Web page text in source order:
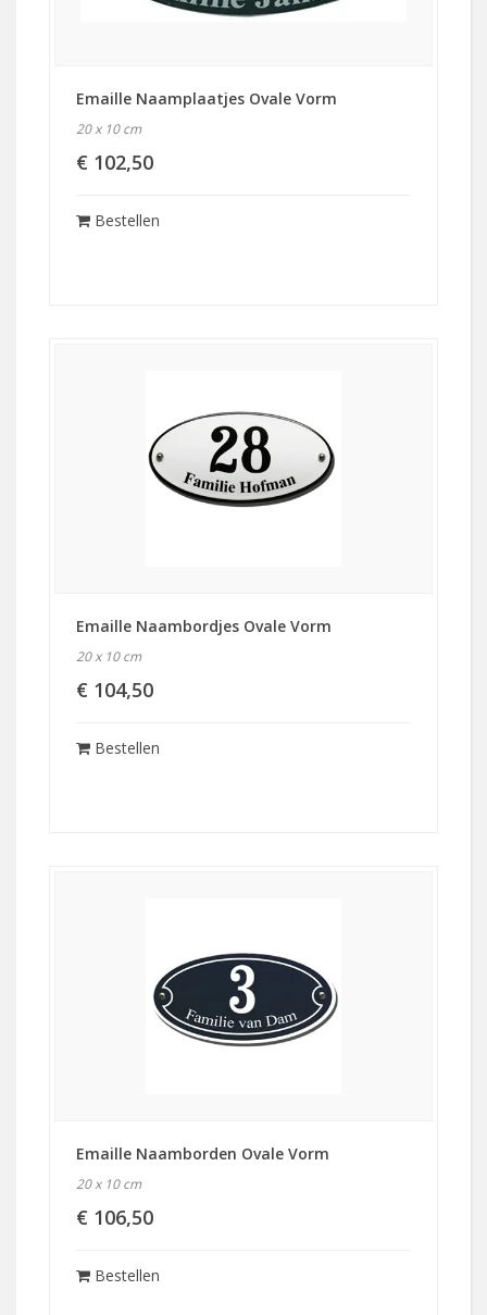
Emaille Naamplaatjes Ovale Vorm
20 x 10 cm
€ 102,50
Bestellen
Emaille Naambordjes Ovale Vorm
20 x 10 cm
€ 104,50
Bestellen
Emaille Naamborden Ovale Vorm
20 x 10 cm
€ 106,50
Bestellen